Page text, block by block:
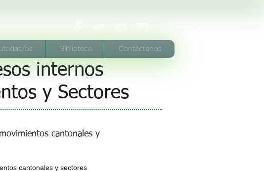
os Biblioteca Contáctenos
internos
y Sectores
cantonales y
cantonales y sectores